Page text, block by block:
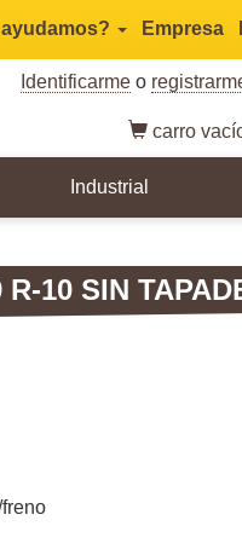
ayudamos? Empresa
Identificarmeo
carro
Industrial
10 SIN